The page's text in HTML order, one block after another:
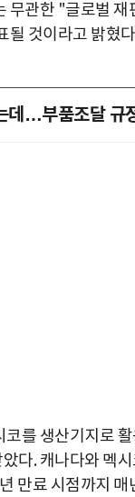
무관한 "글로벌
될 것이라고 밝혔
데…부품조달 규
를 생산기지로
다. 캐나다와 멕
만료 시점까지 매